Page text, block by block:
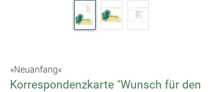
»Neuanfang«
Korrespondenzkarte "Wunsch für den